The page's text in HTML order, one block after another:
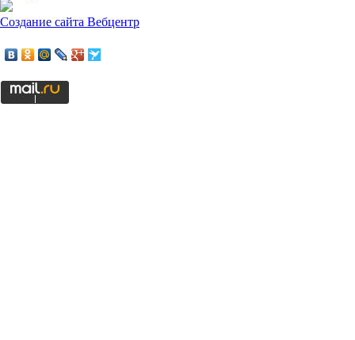
Создание сайта Вебцентр